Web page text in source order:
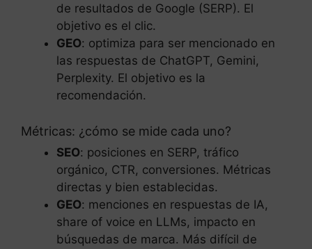
de resultados de Google (SERP). El
objetivo es el clic.
GEO: optimiza para ser mencionado en
las respuestas de ChatGPT, Gemini,
Perplexity. El objetivo es la
recomendación.
Métricas: ¿cómo se mide cada uno?
SEO: posiciones en SERP, tráfico
orgánico, CTR, conversiones. Métricas
directas y bien establecidas.
GEO: menciones en respuestas de IA,
share of voice en LLMs, impacto en
búsquedas de marca. Más difícil de